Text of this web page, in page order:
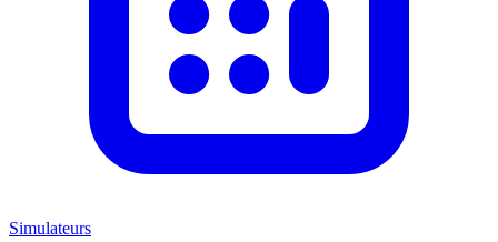
Simulateurs